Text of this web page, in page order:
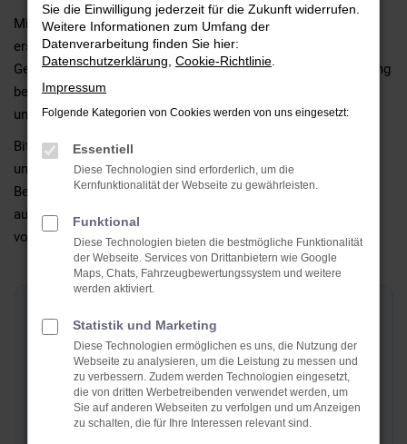
Mithilfe des nachfolgenden Inzahlungnahme-Formulares
erstellen wir Ihnen gerne kostenlos ein Angebot für Ihren
Gebrauchtwagen. Sie können Ihren Gebrauchten als Anzahlung
bei einer Finanzierung oder beim Kauf eines Fahrzeuges bei
uns in Zahlung geben.
Bitte haben Sie Verständnis, dass dieses Angebot beidseitig
unverbindlich ist und sich vorbehaltlich einer persönlichen
Begutachtung des Fahrzeuges versteht. Beachten Sie bitte
auch, dass unser Angebot umso genauer sein kann, je
vollständiger Sie das Formular ausfüllen.
Fahrzeugdaten
Hersteller*
Modell*
Sie die Einwilligung jederzeit für die Zukunft widerrufen.
Weitere Informationen zum Umfang der
Datenverarbeitung finden Sie hier:
Datenschutzerklärung Cookie-Richtlinie
Impressum
Folgende Kategorien von Cookies werden von uns eingesetzt:
Essentiell
Diese Technologien sind erforderlich, um die
Kernfunktionalität der Webseite zu gewährleisten.
Funktional
Diese Technologien bieten die bestmögliche Funktionalität
der Webseite. Services von Drittanbietern wie Google
Maps, Chats, Fahrzeugbewertungssystem und weitere
werden aktiviert.
Statistik und Marketing
Diese Technologien ermöglichen es uns, die Nutzung der
Webseite zu analysieren, um die Leistung zu messen und
zu verbessern. Zudem werden Technologien eingesetzt,
die von dritten Werbetreibenden verwendet werden, um
Sie auf anderen Webseiten zu verfolgen und um Anzeigen
zu schalten, die für Ihre Interessen relevant sind.